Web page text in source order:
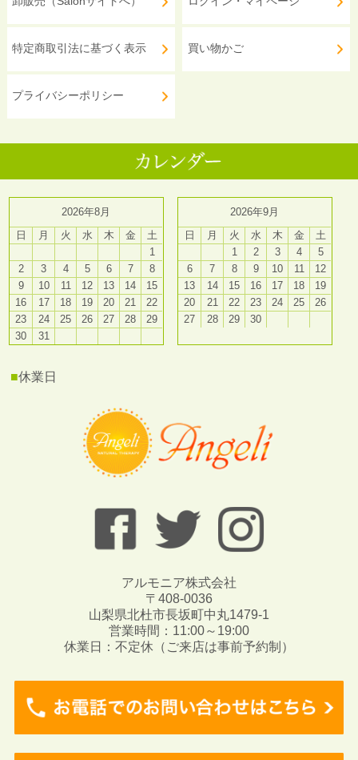
特定商取引法に基づく表示
プライバシーポリシー
買い物かご
2026年8月
日
月 火 水 木 金
土
1
2
3 4 5 6 7
8
9
10 11 12 13 14
15
16
17 18 19 20 21
22
23
24 25 26 27 28
29
30
31
2026年9月
日
月 火 水 木 金
土
1
2 3 4
5
6
7 8 9 10 11
12
13
14 15 16 17 18
19
20
21 22 23 24 25
26
27
28 29 30
■休業日
アルモニア株式会社
〒408-0036
山梨県北杜市長坂町中丸1479-1
営業時間：11:00～19:00
休業日：不定休（ご来店は事前予約制）